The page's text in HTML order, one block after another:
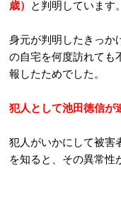
歳） と判明しています。
身元が判明したきっか
の自宅を何度訪れても
報したためでした。
犯人として池田徳信が
犯人がいかにして被害
を知ると、その異常性